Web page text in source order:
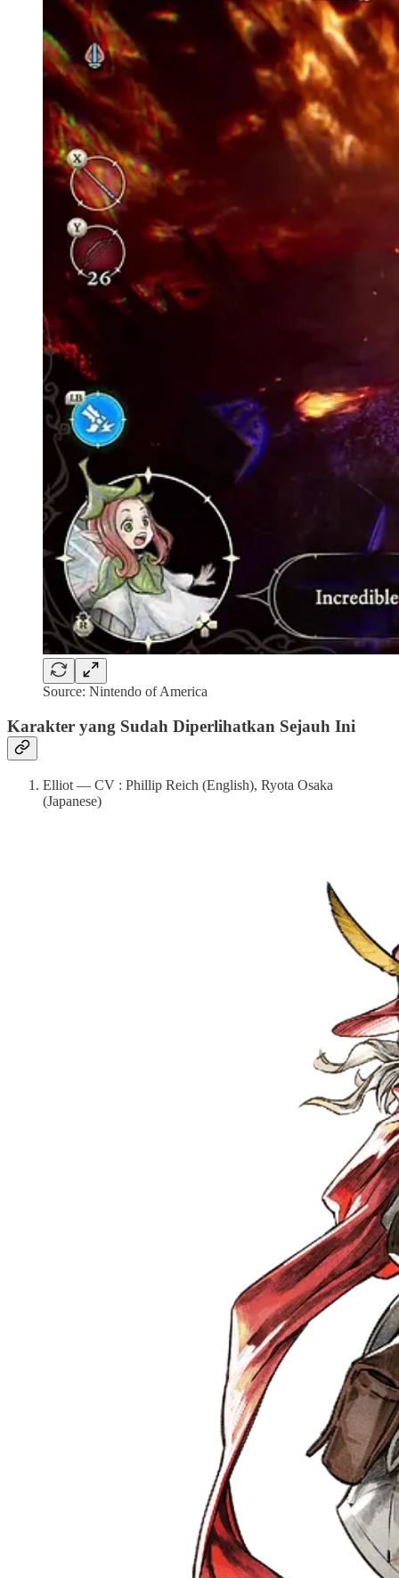
Source: Nintendo of America
Karakter yang Sudah Diperlihatkan Sejauh Ini
Elliot — CV : Phillip Reich (English), Ryota Osaka
(Japanese)